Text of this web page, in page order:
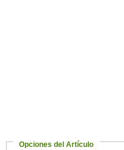
Opciones del Artículo